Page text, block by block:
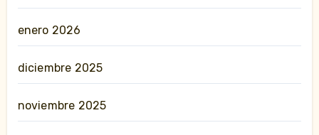
enero 2026
diciembre 2025
noviembre 2025